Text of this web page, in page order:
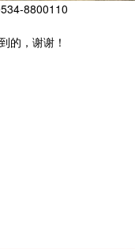
8800110
的，谢谢！